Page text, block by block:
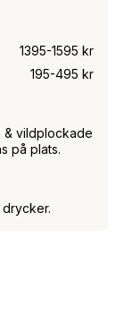
1395-1595 kr
195-495 kr
& vildplockade
på plats.